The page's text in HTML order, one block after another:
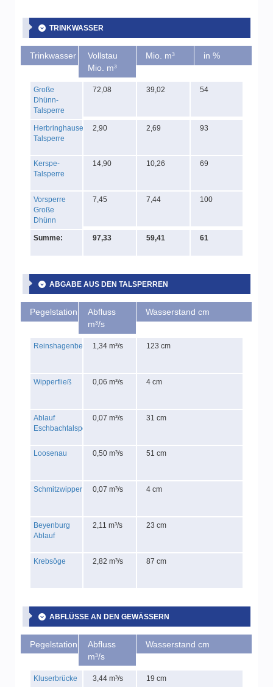
TRINKWASSER
Trinkwasser
Vollstau
Mio. m³
Mio. m³ in %
Große
Dhünn-
Talsperre
72,08 39,02 54
Herbringhauser
Talsperre
2,90 2,69 93
Kerspe-
Talsperre
14,90 10,26 69
Vorsperre
Große
Dhünn
7,45 7,44 100
Summe: 97,33 59,41 61
ABGABE AUS DEN TALSPERREN
Pegelstation
Abfluss
m³/s
Wasserstand cm
Reinshagenbever 1,34 m³/s 123 cm
Wipperfließ 0,06 m³/s 4 cm
Ablauf
Eschbachtalsperre
0,07 m³/s 31 cm
Loosenau 0,50 m³/s 51 cm
Schmitzwipper 0,07 m³/s 4 cm
Beyenburg
Ablauf
2,11 m³/s 23 cm
Krebsöge 2,82 m³/s 87 cm
ABFLÜSSE AN DEN GEWÄSSERN
Pegelstation
Abfluss
m³/s
Wasserstand cm
Kluserbrücke 3,44 m³/s 19 cm